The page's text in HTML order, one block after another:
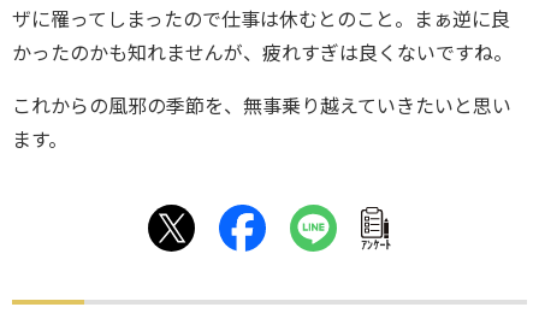
ザに罹ってしまったので仕事は休むとのこと。まぁ逆に良
かったのかも知れませんが、疲れすぎは良くないですね。
これからの風邪の季節を、無事乗り越えていきたいと思い
ます。
ｱﾝｹｰﾄ